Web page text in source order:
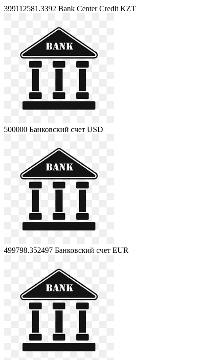
399112581.3392 Bank Center Credit KZT
500000 Банковский счет USD
499798.352497 Банковский счет EUR